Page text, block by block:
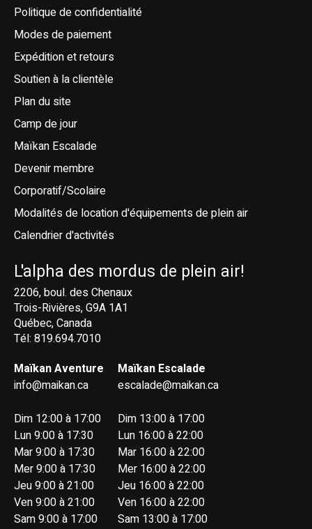
Politique de confidentialité
Modes de paiement
Expédition et retours
Soutien à la clientèle
Plan du site
Camp de jour
Maïkan Escalade
Devenir membre
Corporatif/Scolaire
Modalités de location d'équipements de plein air
Calendrier d'activités
L'alpha des mordus de plein air!
2206, boul. des Chenaux
Trois-Rivières, G9A 1A1
Québec, Canada
Tél: 819.694.7010
Maïkan Aventure
info@maikan.ca
Dim 12:00 à 17:00
Lun 9:00 à 17:30
Mar 9:00 à 17:30
Mer 9:00 à 17:30
Jeu 9:00 à 21:00
Ven 9:00 à 21:00
Sam 9:00 à 17:00
Maïkan Escalade
escalade@maikan.ca
Dim 13:00 à 17:00
Lun 16:00 à 22:00
Mar 16:00 à 22:00
Mer 16:00 à 22:00
Jeu 16:00 à 22:00
Ven 16:00 à 22:00
Sam 13:00 à 17:00